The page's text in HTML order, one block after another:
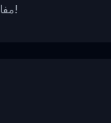
مفاجآت مرعبة!